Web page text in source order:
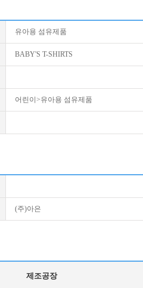
유아용 섬유제품
BABY'S T-SHIRTS
어린이>유아용 섬유제품
(주)아은
제조공장